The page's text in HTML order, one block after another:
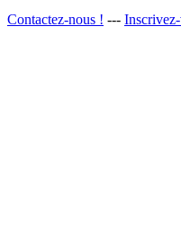
Contactez-nous ! ---